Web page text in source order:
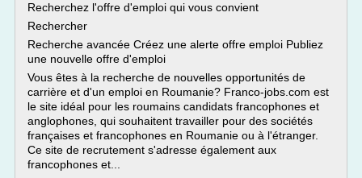
Recherchez l'offre d'emploi qui vous convient
Rechercher
Recherche avancée Créez une alerte offre emploi Publiez
une nouvelle offre d'emploi
Vous êtes à la recherche de nouvelles opportunités de
carrière et d'un emploi en Roumanie? Franco-jobs.com est
le site idéal pour les roumains candidats francophones et
anglophones, qui souhaitent travailler pour des sociétés
françaises et francophones en Roumanie ou à l'étranger.
Ce site de recrutement s'adresse également aux
francophones et...